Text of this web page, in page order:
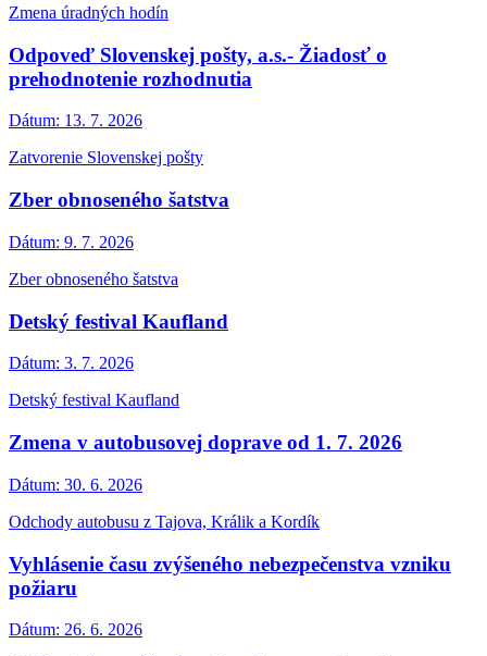
Zmena úradných hodín
Odpoveď Slovenskej pošty, a.s.- Žiadosť o
prehodnotenie rozhodnutia
Dátum: 13. 7. 2026
Zatvorenie Slovenskej pošty
Zber obnoseného šatstva
Dátum: 9. 7. 2026
Zber obnoseného šatstva
Detský festival Kaufland
Dátum: 3. 7. 2026
Detský festival Kaufland
Zmena v autobusovej doprave od 1. 7. 2026
Dátum: 30. 6. 2026
Odchody autobusu z Tajova, Králik a Kordík
Vyhlásenie času zvýšeného nebezpečenstva vzniku
požiaru
Dátum: 26. 6. 2026